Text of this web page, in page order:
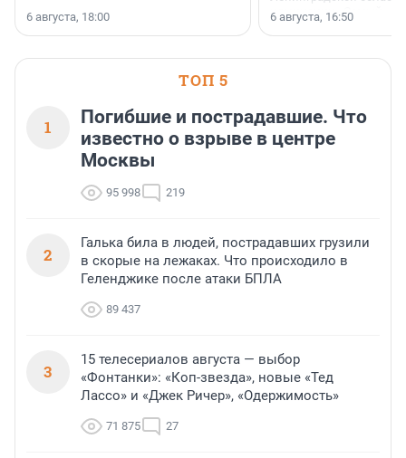
6 августа, 18:00
номинации «Самый
застройщик
6 августа, 16:50
ТОП 5
1
Погибшие и пострадавшие. Что
известно о взрыве в центре
Москвы
95 998 219
2
Галька била в людей, пострадавших грузили
в скорые на лежаках. Что происходило в
Геленджике после атаки БПЛА
89 437
3
15 телесериалов августа — выбор
«Фонтанки»: «Коп-звезда», новые «Тед
Лассо» и «Джек Ричер», «Одержимость»
71 875 27